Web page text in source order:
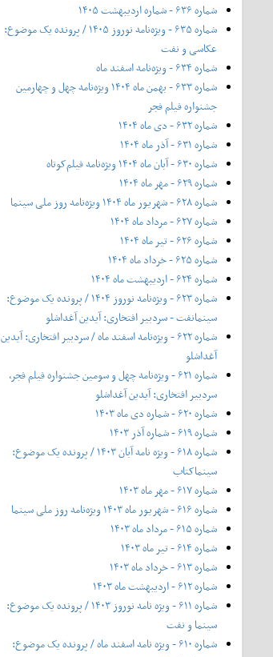
شماره ۶۳۶ - شماره اردیبهشت ۱۴۰۵
شماره ۶۳۵ - ویژه‌نامه نوروز ۱۴۰۵ / پرونده یک موضوع:
عکاسی و نفت
شماره ۶۳۴ - ویژه‌نامه اسفند ماه
شماره ۶۳۳ - بهمن ماه ۱۴۰۴ ویژه‌نامه چهل‌ و‌ چهارمین
جشنواره فیلم فجر
شماره ۶۳۲ - دی ماه ۱۴۰۴
شماره ۶۳۱ - آذر ماه ۱۴۰۴
شماره ۶۳۰ - آبان ماه ۱۴۰۴ ویژه‌نامه فیلم‌کوتاه
شماره ۶۲۹ - مهر ماه ۱۴۰۴
شماره ۶۲۸ - شهریور ماه ۱۴۰۴ ویژه‌نامه روز ملی سینما
شماره ۶۲۷ - مرداد ماه ۱۴۰۴
شماره ۶۲۶ - تیر ماه ۱۴۰۴
شماره ۶۲۵ - خرداد ماه ۱۴۰۴
شماره ۶۲۴ - اردیبهشت ماه ۱۴۰۴
شماره ۶۲۳ - ویژه‌نامه نوروز ۱۴۰۴ / پرونده یک موضوع:
سینمانفت - سردبیر افتخاری: آیدین آغداشلو
شماره ۶۲۲ - ویژه‌نامه اسفند ماه / سردبیر افتخاری: آیدین
آغداشلو
شماره ۶۲۱ - ویژه‌نامه چهل‌ و‌ سومین جشنواره فیلم فجر،
سردبیر افتخاری: آیدین آغداشلو
شماره ۶۲۰ - شماره دی ماه ۱۴۰۳
شماره ۶۱۹ - شماره آذر ۱۴۰۳
شماره ۶۱۸ - ویژه نامه آبان ۱۴۰۳ / پرونده یک موضوع:
سینماکتاب
شماره ۶۱۷ - مهر ماه ۱۴۰۳
شماره ۶۱۶ - شهریور ماه ۱۴۰۳ ویژه‌نامه روز ملی سینما
شماره ۶۱۵ - مرداد ماه ۱۴۰۳
شماره ۶۱۴ - تیر ماه ۱۴۰۳
شماره ۶۱۳ - خرداد ماه ۱۴۰۳
شماره ۶۱۲ - اردیبهشت ماه ۱۴۰۳
شماره ۶۱۱ - ویژه نامه نوروز ۱۴۰۳ / پرونده یک موضوع:
سینما و نفت
شماره ۶۱۰ - ویژه نامه اسفند ماه / پرونده یک موضوع: